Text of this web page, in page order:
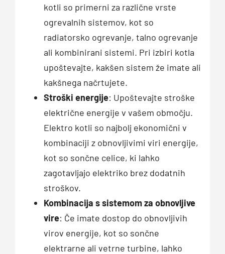
kotli so primerni za različne vrste
ogrevalnih sistemov, kot so
radiatorsko ogrevanje, talno ogrevanje
ali kombinirani sistemi. Pri izbiri kotla
upoštevajte, kakšen sistem že imate ali
kakšnega načrtujete.
Stroški energije: Upoštevajte stroške
električne energije v vašem območju.
Elektro kotli so najbolj ekonomični v
kombinaciji z obnovljivimi viri energije,
kot so sončne celice, ki lahko
zagotavljajo elektriko brez dodatnih
stroškov.
Kombinacija s sistemom za obnovljive
vire: Če imate dostop do obnovljivih
virov energije, kot so sončne
elektrarne ali vetrne turbine, lahko